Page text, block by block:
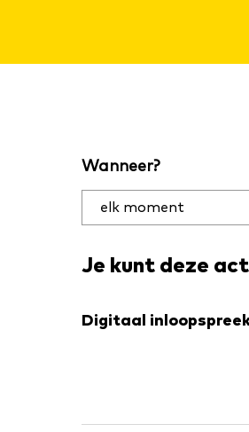
Filter
activiteiten
op datum
Wanneer?
Je kunt deze
Digitaal